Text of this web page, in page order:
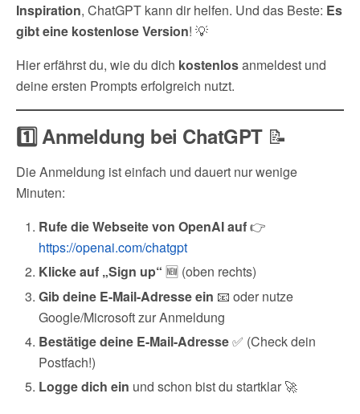
Inspiration, ChatGPT kann dir helfen. Und das Beste: Es
gibt eine kostenlose Version! 💡
Hier erfährst du, wie du dich kostenlosanmeldest und
deine ersten Prompts erfolgreich nutzt.
1️⃣ Anmeldung bei ChatGPT📝
Die Anmeldung ist einfach und dauert nur wenige
Minuten:
Rufe die Webseite von OpenAI auf👉
https://openai.com/chatgpt
Klicke auf „Sign up“ 🆕 (oben rechts)
Gib deine E-Mail-Adresse ein 📧 oder nutze
Google/Microsoft zur Anmeldung
Bestätige deine E-Mail-Adresse✅ (Check dein
Postfach!)
Logge dich ein und schon bist du startklar 🚀